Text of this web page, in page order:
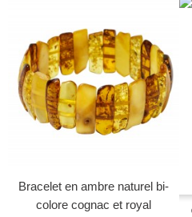
Bracelet en ambre naturel bi-
colore cognac et royal